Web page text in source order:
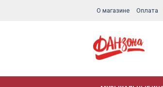
О магазине Оплата